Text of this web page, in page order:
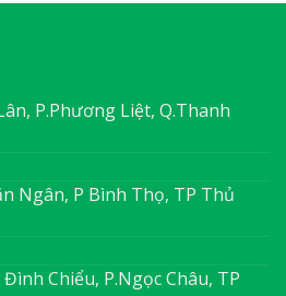
P.Phương Liệt, Q.Thanh
Ngân, P Bình Thọ, TP Thủ
Chiểu, P.Ngọc Châu, TP